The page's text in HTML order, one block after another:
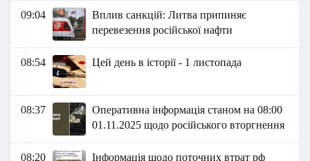
09:04
Вплив санкцій: Литва припиняє
перевезення російської нафти
08:54 Цей день в історії - 1 листопада
08:37
Оперативна інформація станом на 08:00
01.11.2025 щодо російського вторгнення
08:20
Інформація щодо поточних втрат рф